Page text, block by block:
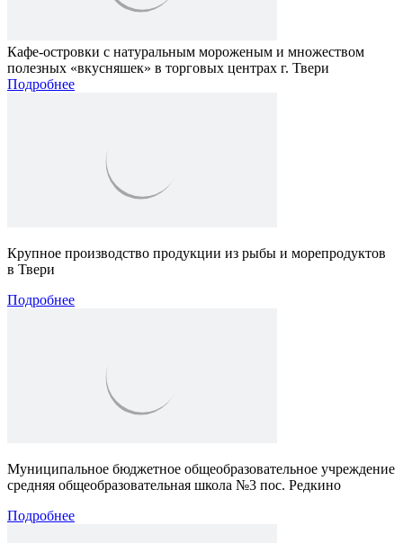
Кафе-островки с натуральным мороженым и множеством
полезных «вкусняшек» в торговых центрах г. Твери
Подробнее
Крупное производство продукции из рыбы и морепродуктов
в Твери
Подробнее
Муниципальное бюджетное общеобразовательное учреждение
средняя общеобразовательная школа №3 пос. Редкино
Подробнее